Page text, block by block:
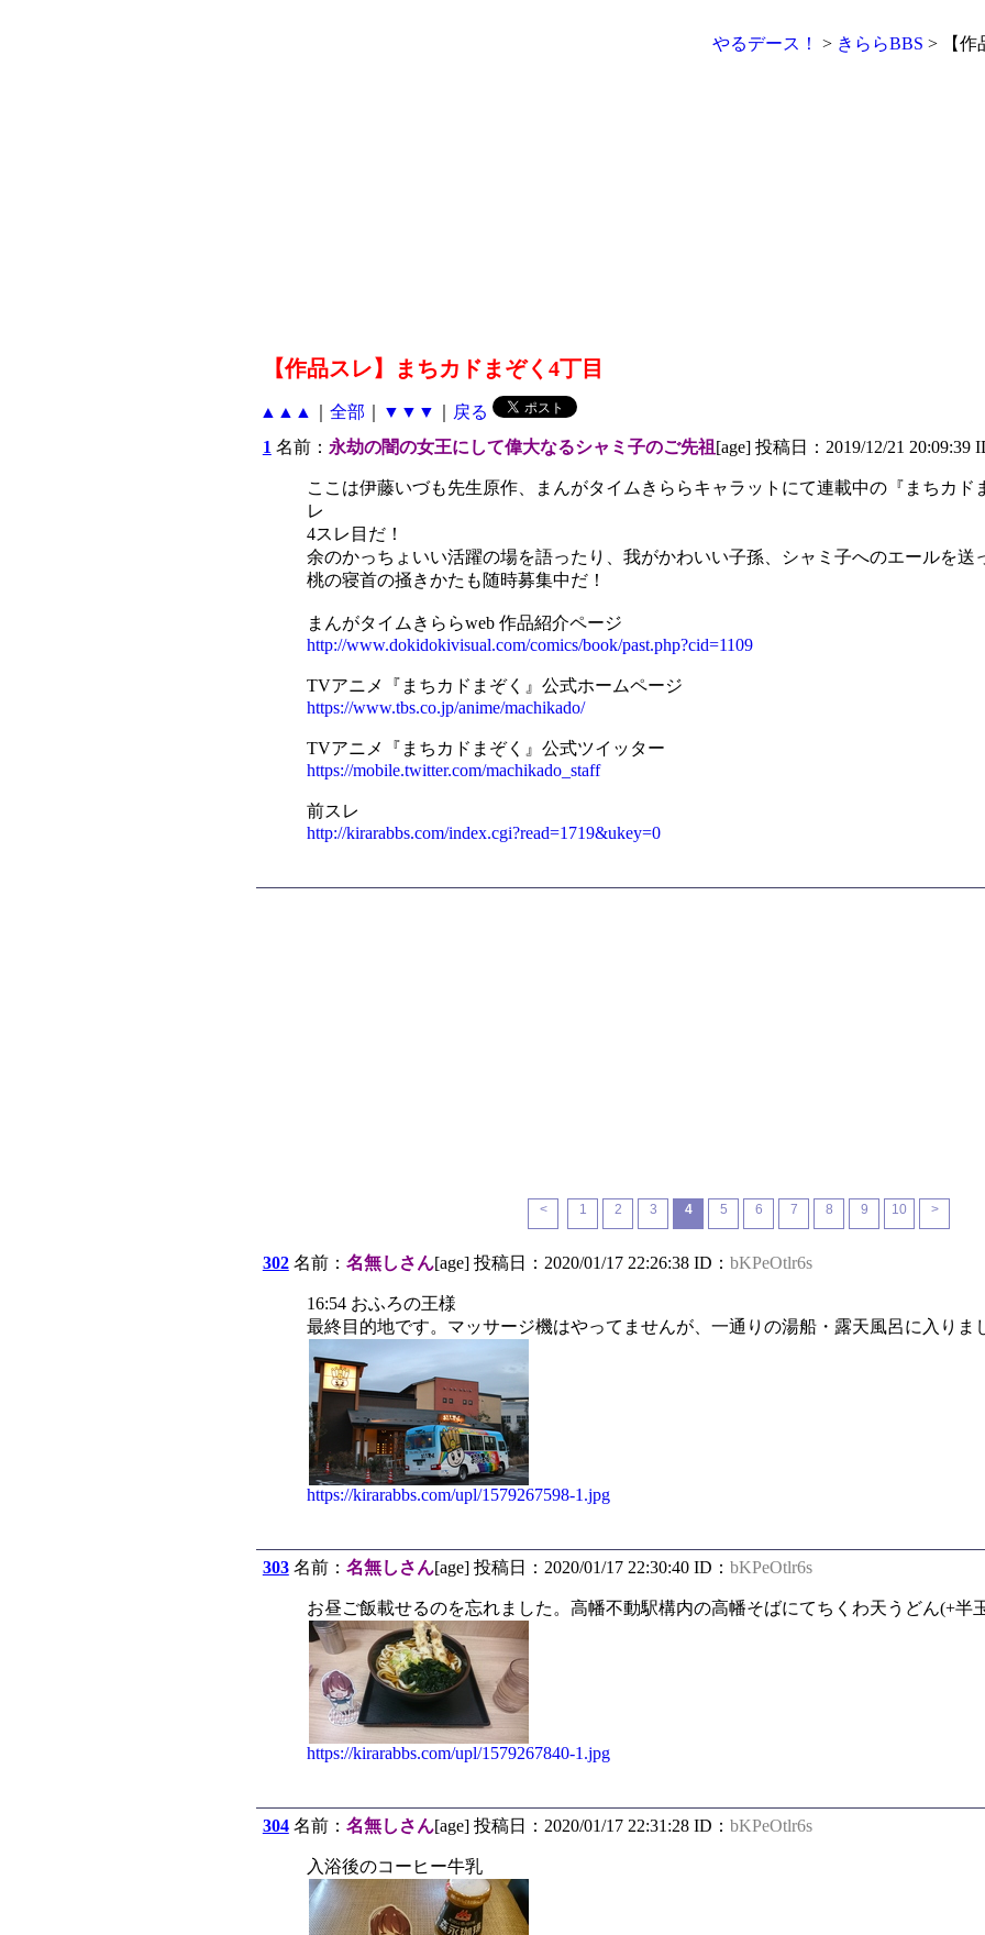
やるデース！ > きららBBS > 【作
【作品スレ】まちカドまぞく4丁目
▲▲▲ 全部 ▼▼▼
戻る
1 名前： 永劫の闇の女王にして偉大なるシャミ子のご先祖 [age] 投稿日：2019/12/21 20:09:39
ここは伊藤いづも先生原作、まんがタイムきららキャラットにて連載中の『まちカド
レ
4スレ目だ！
余のかっちょいい活躍の場を語ったり、我がかわいい子孫、シャミ子へのエールを送
桃の寝首の掻きかたも随時募集中だ！
まんがタイムきららweb 作品紹介ページ
http://www.dokidokivisual.com/comics/book/past.php?cid=1109
TVアニメ『まちカドまぞく』公式ホームページ
https://www.tbs.co.jp/anime/machikado/
TVアニメ『まちカドまぞく』公式ツイッター
https://mobile.twitter.com/machikado_staff
前スレ
http://kirarabbs.com/index.cgi?read=1719&ukey=0
< 1 2 3 4 5 6 7 8 9 10 >
302名前： 名無しさん[age] 投稿日：2020/01/17 22:26:38 ID： bKPeOtlr6s
16:54 おふろの王様
最終目的地です。マッサージ機はやってませんが、一通りの湯船・露天風呂に入りま
https://kirarabbs.com/upl/1579267598-1.jpg
303名前： 名無しさん[age] 投稿日：2020/01/17 22:30:40 ID： bKPeOtlr6s
お昼ご飯載せるのを忘れました。高幡不動駅構内の高幡そばにてちくわ天うどん(+半
https://kirarabbs.com/upl/1579267840-1.jpg
304名前： 名無しさん[age] 投稿日：2020/01/17 22:31:28 ID： bKPeOtlr6s
入浴後のコーヒー牛乳